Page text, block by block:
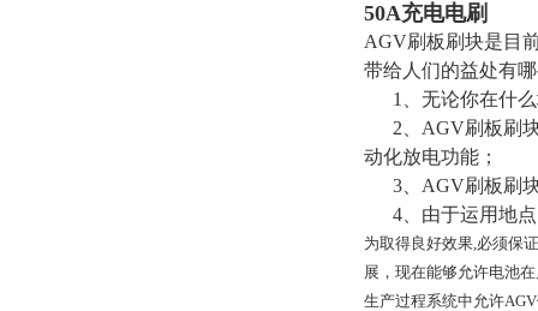
50A充电电刷
AGV刷板刷块是目
带给人们的益处有
1、无论你在什么
2、AGV刷板刷块
动化放电功能；
3、AGV刷板刷块
4、由于运用地点
为取得良好效果,必须保
展，现在能够允许电池
生产过程系统中允许